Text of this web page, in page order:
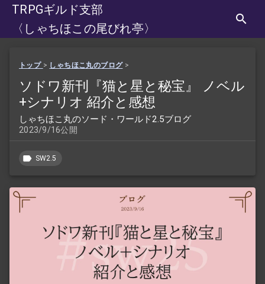
TRPGギルド支部
〈しゃちほこの尾びれ亭〉
トップ > しゃちほこ丸のブログ>
ソドワ新刊『猫と星と秘宝』 ノベル
+シナリオ 紹介と感想
しゃちほこ丸のソード・ワールド2.5ブログ
2023/9/16公開
SW2.5